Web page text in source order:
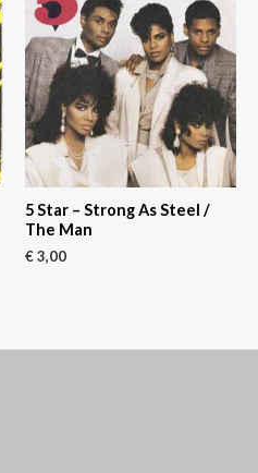
5 Star – Strong As Steel /
The Man
€3,00